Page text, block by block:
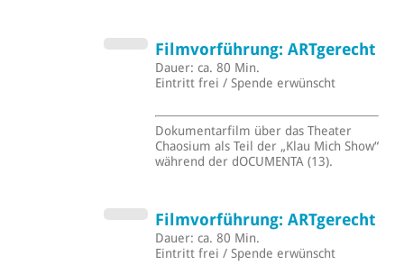
Filmvorführung: ARTgerecht
Dauer: ca. 80 Min.
Eintritt frei / Spende erwünscht
Dokumentarfilm über das Theater
Chaosium als Teil der „Klau Mich Show“
während der dOCUMENTA (13).
Filmvorführung: ARTgerecht
Dauer: ca. 80 Min.
Eintritt frei / Spende erwünscht